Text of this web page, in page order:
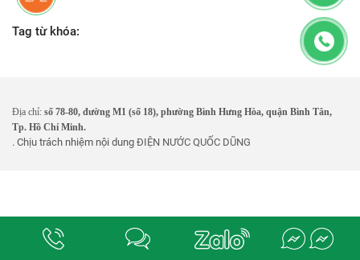
Tag từ khóa:
Địa chỉ: số 78-80, đường M1 (số 18), phường Bình Hưng Hòa, quận Bình Tân,
Tp. Hồ Chí Minh.
. Chịu trách nhiệm nội dung ĐIỆN NƯỚC QUỐC DŨNG